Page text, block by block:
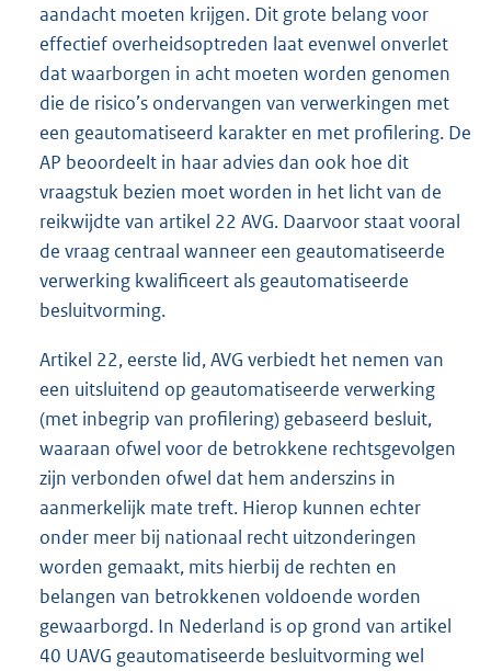
aandacht moeten krijgen. Dit grote belang voor
effectief overheidsoptreden laat evenwel onverlet
dat waarborgen in acht moeten worden genomen
die de risico’s ondervangen van verwerkingen met
een geautomatiseerd karakter en met profilering. De
AP beoordeelt in haar advies dan ook hoe dit
vraagstuk bezien moet worden in het licht van de
reikwijdte van artikel 22 AVG. Daarvoor staat vooral
de vraag centraal wanneer een geautomatiseerde
verwerking kwalificeert als geautomatiseerde
besluitvorming.
Artikel 22, eerste lid, AVG verbiedt het nemen van
een uitsluitend op geautomatiseerde verwerking
(met inbegrip van profilering) gebaseerd besluit,
waaraan ofwel voor de betrokkene rechtsgevolgen
zijn verbonden ofwel dat hem anderszins in
aanmerkelijk mate treft. Hierop kunnen echter
onder meer bij nationaal recht uitzonderingen
worden gemaakt, mits hierbij de rechten en
belangen van betrokkenen voldoende worden
gewaarborgd. In Nederland is op grond van artikel
40 UAVG geautomatiseerde besluitvorming wel